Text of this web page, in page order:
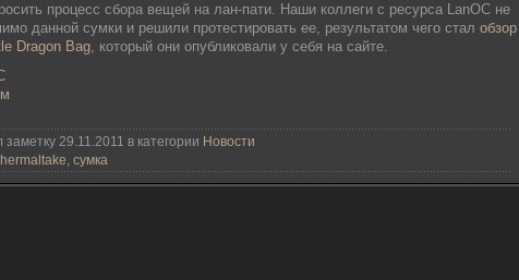
процесс сбора вещей на лан-пати. Наши коллеги с ресурса LanOC не
данной сумки и решили протестировать ее, результатом чего стал обзор
Dragon Bag, который они опубликовали у себя на сайте.
заметку 29.11.2011 в категории Новости
, сумка